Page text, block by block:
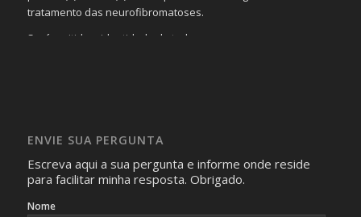
tratamento das neurofibromatoses.
Será omitida a identidade de todas as pessoas que
identificação da pessoa fotografada.
ENVIE SUA PERGUNTA
Escreva aqui a sua pergunta e informe onde reside
para facilitar minha resposta. Obrigado.
Nome